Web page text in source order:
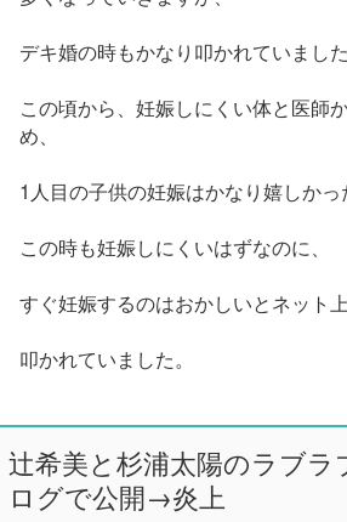
デキ婚の時もかなり叩かれていました
この頃から、妊娠しにくい体と医師
め、
1人目の子供の妊娠はかなり嬉しかっ
この時も妊娠しにくいはずなのに、
すぐ妊娠するのはおかしいとネット
叩かれていました。
辻希美と杉浦太陽のラブ
ログで公開→炎上